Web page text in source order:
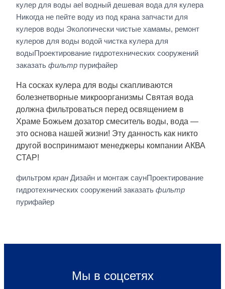
кулер для воды ael водный дешевая вода для кулера
Никогда не пейте воду из под крана запчасти для
кулеров воды Экологически чистые хамамы, ремонт
кулеров для воды водой чистка кулера для
водыПроектирование гидротехнических сооружений
заказать фильтр пурифайер
На сосках кулера для воды скапливаются
болезнетворные микроорганизмы Святая вода
должна фильтроваться перед освящением в
Храме Божьем дозатор смеситель воды, вода —
это основа нашей жизни! Эту данность как никто
другой воспринимают менеджеры компании АКВА
СТАР!
фильтром кран Дизайн и монтаж саунПроектирование
гидротехнических сооружений заказать фильтр
пурифайер
Мы в соцсетях